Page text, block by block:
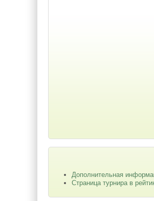
Дополнительная
Страница турнира в